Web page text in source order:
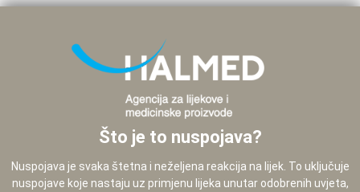
Što je to nuspojava?
Nuspojava je svaka štetna i neželjena reakcija na lijek. To uključuje
nuspojave koje nastaju uz primjenu lijeka unutar odobrenih uvjeta,